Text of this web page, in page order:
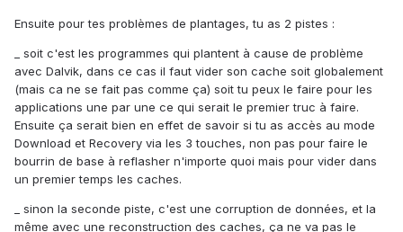
Ensuite pour tes problèmes de plantages, tu as 2 pistes :
_ soit c'est les programmes qui plantent à cause de problème
avec Dalvik, dans ce cas il faut vider son cache soit globalement
(mais ca ne se fait pas comme ça) soit tu peux le faire pour les
applications une par une ce qui serait le premier truc à faire.
Ensuite ça serait bien en effet de savoir si tu as accès au mode
Download et Recovery via les 3 touches, non pas pour faire le
bourrin de base à reflasher n'importe quoi mais pour vider dans
un premier temps les caches.
_ sinon la seconde piste, c'est une corruption de données, et la
même avec une reconstruction des caches, ça ne va pas le